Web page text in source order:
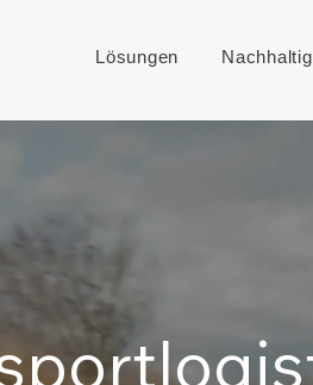
Lösungen